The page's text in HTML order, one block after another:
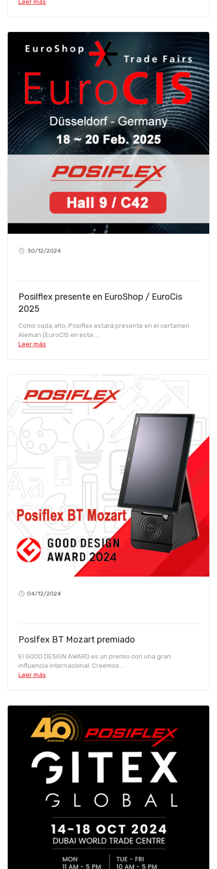
Leer más
30/12/2024
Posilflex presente en EuroShop / EuroCis
2025
Como cada año, Posiflex estará presente en el certamen
Aleman (EuroCIS en esta ...
Leer más
04/12/2024
Poslfex BT Mozart premiado
El GOOD DESIGN AWARD es un premio con una gran
influencia internacional. Creemos ...
Leer más